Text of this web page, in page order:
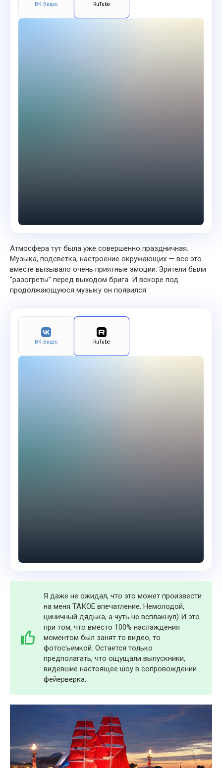
ВК.Видео RuTube
Атмосфера тут была уже совершенно праздничная.
Музыка, подсветка, настроение окружающих — все это
вместе вызывало очень приятные эмоции. Зрители были
“разогреты” перед выходом брига. И вскоре под
продолжающуюся музыку он появился:
ВК.Видео RuTube
Я даже не ожидал, что это может произвести
на меня ТАКОЕ впечатление. Немолодой,
циничный дядька, а чуть не всплакнул) И это
при том, что вместо 100% наслаждения
моментом был занят то видео, то
фотосъемкой. Остается только
предполагать, что ощущали выпускники,
видевшие настоящее шоу в сопровождении
фейерверка.